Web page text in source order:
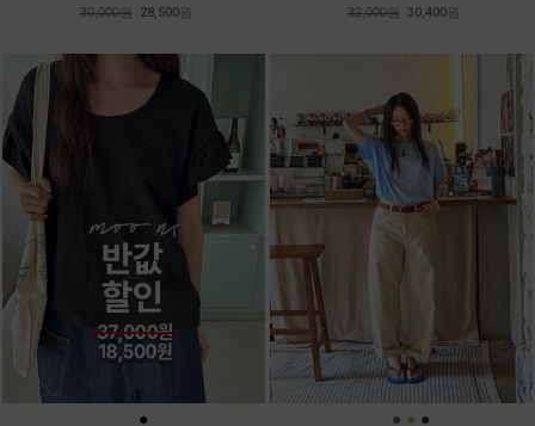
30,000원 28,500원 32,000원 30,400원
● ● ● ●